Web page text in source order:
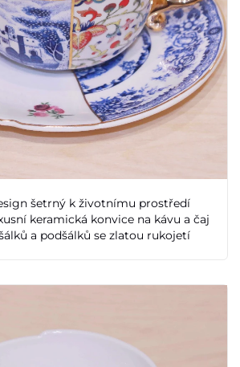
šetrný k životnímu prostředí
keramická konvice na kávu a čaj
a podšálků se zlatou rukojetí